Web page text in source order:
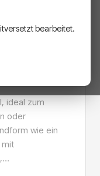
ideal zum
oder
wie ein
mit
bearbeitet.